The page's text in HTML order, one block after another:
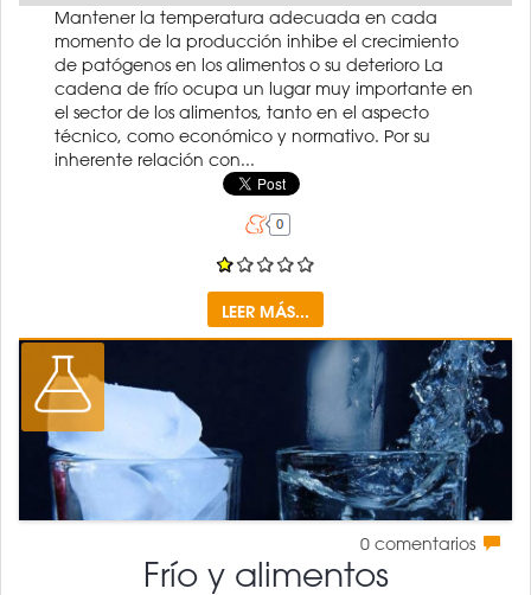
Mantener la temperatura adecuada en cada
momento de la producción inhibe el crecimiento
de patógenos en los alimentos o su deterioro La
cadena de frío ocupa un lugar muy importante en
el sector de los alimentos, tanto en el aspecto
técnico, como económico y normativo. Por su
inherente relación con...
LEER MÁS...
0 comentarios
Frío y alimentos